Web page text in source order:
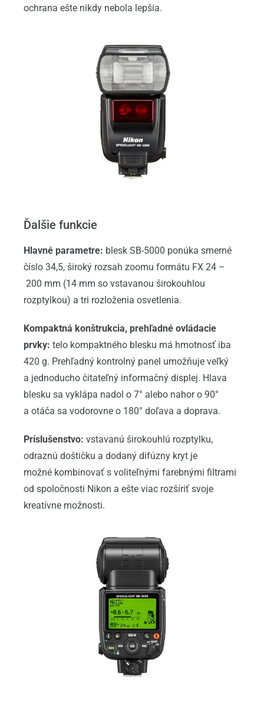
ochrana ešte nikdy nebola lepšia.
Ďalšie funkcie
Hlavné parametre: blesk SB-5000 ponúka smerné
číslo 34,5, široký rozsah zoomu formátu FX 24 –
200 mm (14 mm so vstavanou širokouhlou
rozptylkou) a tri rozloženia osvetlenia.
Kompaktná konštrukcia, prehľadné ovládacie
prvky: telo kompaktného blesku má hmotnosť iba
420 g. Prehľadný kontrolný panel umožňuje veľký
a jednoducho čitateľný informačný displej. Hlava
blesku sa vyklápa nadol o 7° alebo nahor o 90°
a otáča sa vodorovne o 180° doľava a doprava.
Príslušenstvo: vstavanú širokouhlú rozptylku,
odraznú doštičku a dodaný difúzny kryt je
možné kombinovať s voliteľnými farebnými filtrami
od spoločnosti Nikon a ešte viac rozšíriť svoje
kreatívne možnosti.